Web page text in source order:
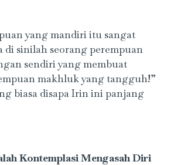
yang mandiri itu sangat
di sinilah seorang perempuan
sendiri yang membuat
makhluk yang tangguh!”
biasa disapa Irin ini panjang
Kontemplasi Mengasah Diri